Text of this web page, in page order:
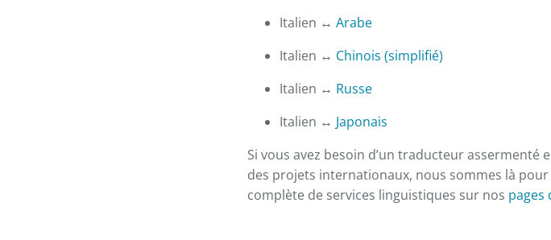
Italien ↔ Arabe
Italien ↔ Chinois (simplifié)
Italien ↔ Russe
Italien ↔ Japonais
Si vous avez besoin d’un traducteur
des projets internationaux, nous sommes là
complète de services linguistiques sur nos pages